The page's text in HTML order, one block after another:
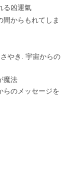
る凶運氣
間からもれてしま
やき. 宇宙からの
魔法
らのメッセージを